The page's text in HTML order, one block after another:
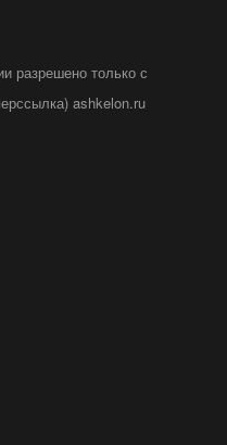
разрешено только с
ashkelon.ru